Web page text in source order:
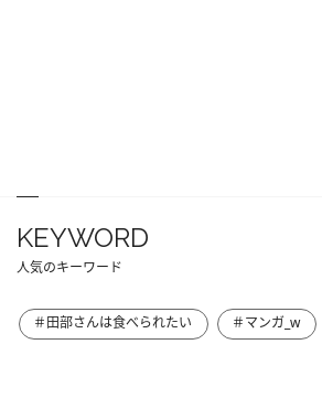
KEYWORD
人気のキーワード
＃田部さんは食べられたい ＃マンガ_w